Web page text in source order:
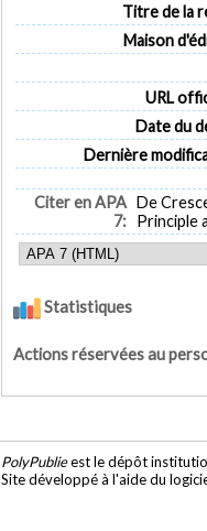
Titre de la
Maison
URL
Date du
Dernière
Citer en APA
7:
De
Principle
Statistiques
Actions réservées au
PolyPublieest le dépôt
Site développé à l'aide du